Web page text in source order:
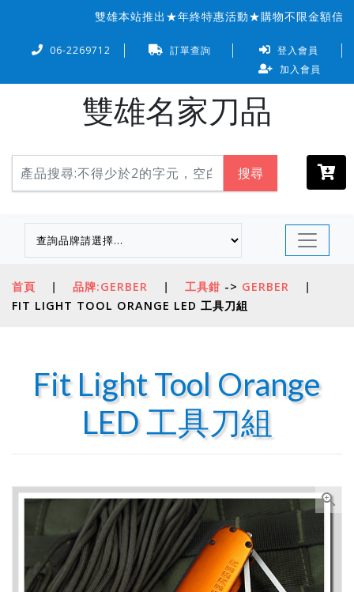
雙雄本站推出★年終特惠活動★購物不限金額信
06-2269712 訂單查詢
登入會員
加入會員
雙雄名家刀品
搜尋
首頁 | 品牌:GERBER | 工具鉗 -> GERBER
|
FIT LIGHT TOOL ORANGE LED 工具刀組
Fit Light Tool Orange
LED 工具刀組